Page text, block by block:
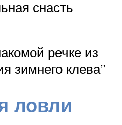
снасть
речке из
зимнего клева”
ловли